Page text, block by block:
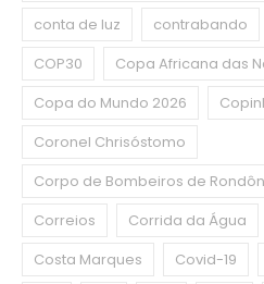
conta de luz
contrabando
COP30
Copa Africana das
Copa do Mundo 2026
Coronel Chrisóstomo
Corpo de Bombeiros de
Correios
Corrida da Água
Costa Marques
Covid-19